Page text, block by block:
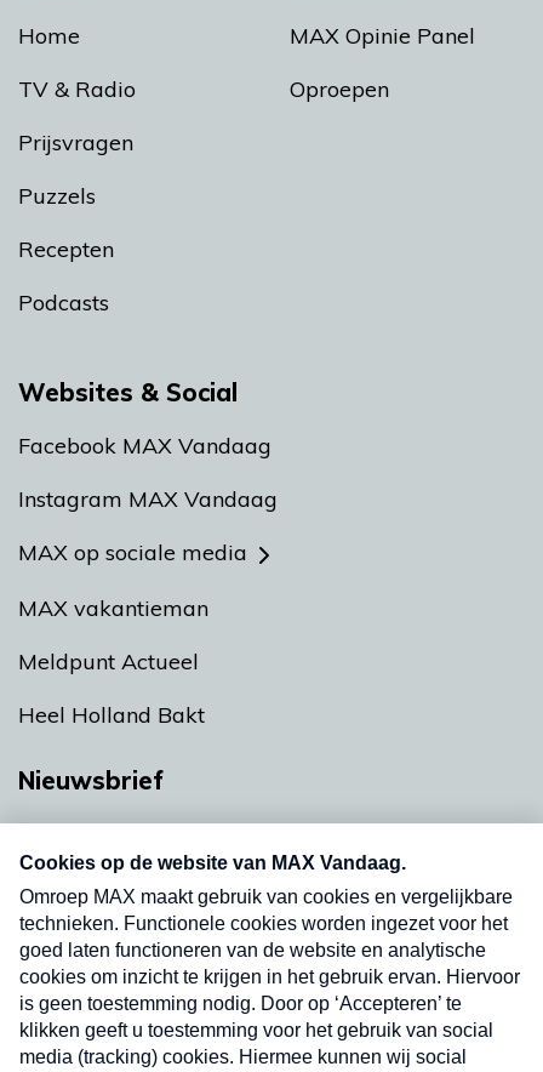
Home
TV & Radio
Prijsvragen
Puzzels
Recepten
Podcasts
MAX Opinie Panel
Oproepen
Websites & Social
Facebook MAX Vandaag
Instagram MAX Vandaag
MAX op sociale media
MAX vakantieman
Meldpunt Actueel
Heel Holland Bakt
Nieuwsbrief
nieuwsbrief. Elke vrijdag- en dinsdagochtend in
uw mailbox.
Verzend